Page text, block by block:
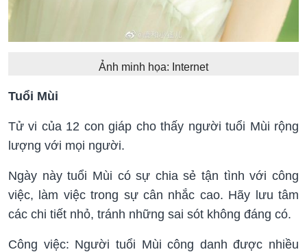
Ảnh minh họa: Internet
Tuổi Mùi
Tử vi của 12 con giáp cho thấy người tuổi Mùi rộng
lượng với mọi người.
Ngày này tuổi Mùi có sự chia sẻ tận tình với công
việc, làm việc trong sự cân nhắc cao. Hãy lưu tâm
các chi tiết nhỏ, tránh những sai sót không đáng có.
Công việc: Người tuổi Mùi công danh được nhiều